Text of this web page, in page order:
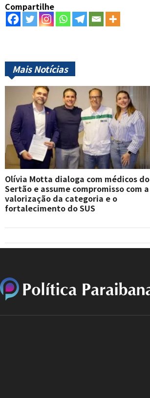
Compartilhe
Mais Notícias
Olívia Motta dialoga com médicos do
Sertão e assume compromisso com a
valorização da categoria e o
fortalecimento do SUS